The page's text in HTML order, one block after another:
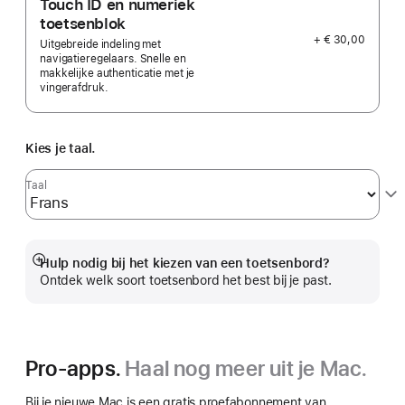
Touch ID en numeriek
toetsenblok
Uitgebreide indeling met
navigatieregelaars. Snelle en
makkelijke authenticatie met je
vingerafdruk.
+ € 30,00
Kies je taal.
Taal
Hulp nodig bij het kiezen van een toetsenbord?
Ontdek welk soort toetsenbord het best bij je past.
Meer
Pro-apps. Haal nog meer uit je Mac.
Bij je nieuwe Mac is een gratis proefabonnement van